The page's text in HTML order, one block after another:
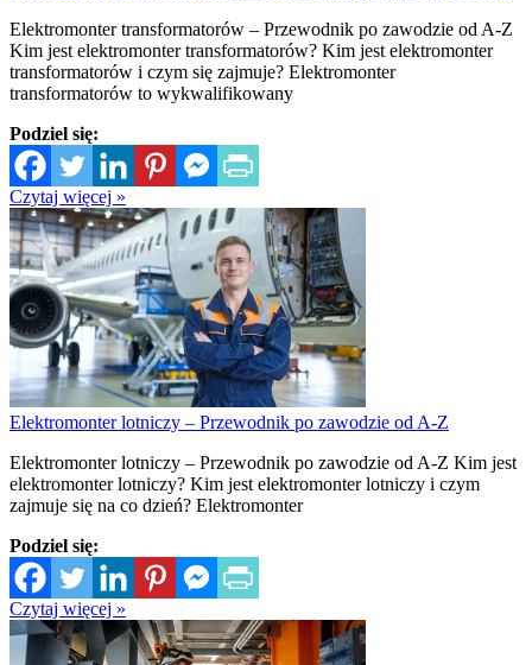
Elektromonter transformatorów – Przewodnik po zawodzie od A-Z
Kim jest elektromonter transformatorów? Kim jest elektromonter
transformatorów i czym się zajmuje? Elektromonter
transformatorów to wykwalifikowany
Podziel się:
Czytaj więcej »
Elektromonter lotniczy – Przewodnik po zawodzie od A-Z
Elektromonter lotniczy – Przewodnik po zawodzie od A-Z Kim jest
elektromonter lotniczy? Kim jest elektromonter lotniczy i czym
zajmuje się na co dzień? Elektromonter
Podziel się:
Czytaj więcej »